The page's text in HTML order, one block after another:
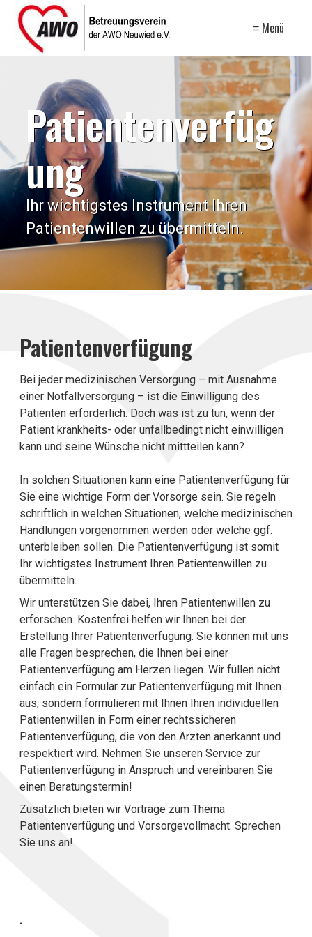
≡ Menü
Patientenverfüg
ung
Ihr wichtigstes Instrument Ihren
Patientenwillen zu übermitteln.
Patientenverfügung
Bei jeder medizinischen Versorgung – mit Ausnahme
einer Notfallversorgung – ist die Einwilligung des
Patienten erforderlich. Doch was ist zu tun, wenn der
Patient krankheits- oder unfallbedingt nicht einwilligen
kann und seine Wünsche nicht mittteilen kann?
In solchen Situationen kann eine Patientenverfügung für
Sie eine wichtige Form der Vorsorge sein. Sie regeln
schriftlich in welchen Situationen, welche medizinischen
Handlungen vorgenommen werden oder welche ggf.
unterbleiben sollen. Die Patientenverfügung ist somit
Ihr wichtigstes Instrument Ihren Patientenwillen zu
übermitteln.
Wir unterstützen Sie dabei, Ihren Patientenwillen zu
erforschen. Kostenfrei helfen wir Ihnen bei der
Erstellung Ihrer Patientenverfügung. Sie können mit uns
alle Fragen besprechen, die Ihnen bei einer
Patientenverfügung am Herzen liegen. Wir füllen nicht
einfach ein Formular zur Patientenverfügung mit Ihnen
aus, sondern formulieren mit Ihnen Ihren individuellen
Patientenwillen in Form einer rechtssicheren
Patientenverfügung, die von den Ärzten anerkannt und
respektiert wird. Nehmen Sie unseren Service zur
Patientenverfügung in Anspruch und vereinbaren Sie
einen Beratungstermin!
Zusätzlich bieten wir Vorträge zum Thema
Patientenverfügung und Vorsorgevollmacht. Sprechen
Sie uns an!
.